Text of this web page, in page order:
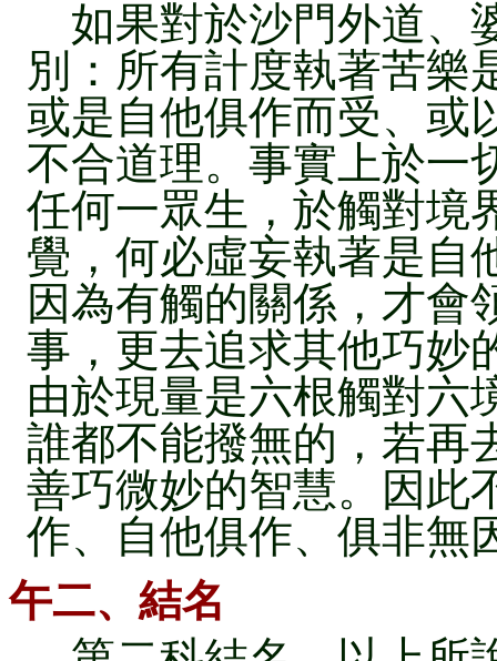
如果對於沙門外道、
別：所有計度執著苦樂
或是自他俱作而受、或
不合道理。事實上於一
任何一眾生，於觸對境
覺，何必虛妄執著是自
因為有觸的關係，才會
事，更去追求其他巧妙
由於現量是六根觸對六
誰都不能撥無的，若再
善巧微妙的智慧。因此
作、自他俱作、俱非無
午二、結名